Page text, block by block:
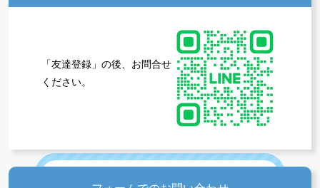
全プログラムの受付情報
「友達登録」の後、お問合せ
ください。